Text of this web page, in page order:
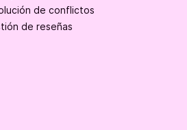
de conflictos
de reseñas